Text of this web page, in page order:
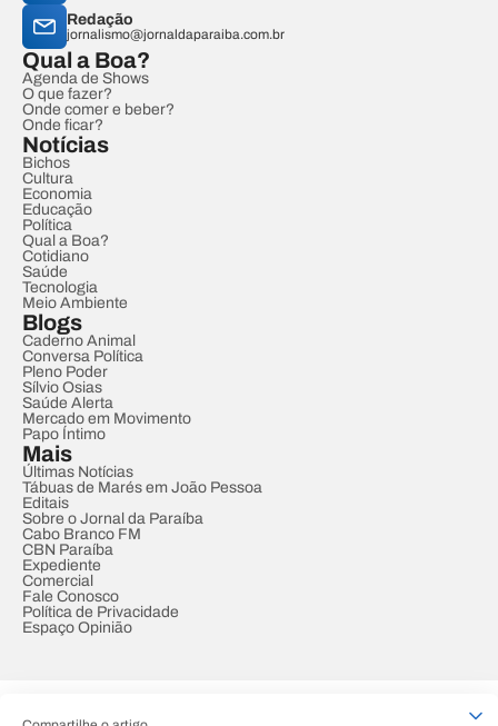
Redação
jornalismo@jornaldaparaiba.com.br
Qual a Boa?
Agenda de Shows
O que fazer?
Onde comer e beber?
Onde ficar?
Notícias
Bichos
Cultura
Economia
Educação
Política
Qual a Boa?
Cotidiano
Saúde
Tecnologia
Meio Ambiente
Blogs
Caderno Animal
Conversa Política
Pleno Poder
Sílvio Osias
Saúde Alerta
Mercado em Movimento
Papo Íntimo
Mais
Últimas Notícias
Tábuas de Marés em João Pessoa
Editais
Sobre o Jornal da Paraíba
Cabo Branco FM
CBN Paraíba
Expediente
Comercial
Fale Conosco
Política de Privacidade
Espaço Opinião